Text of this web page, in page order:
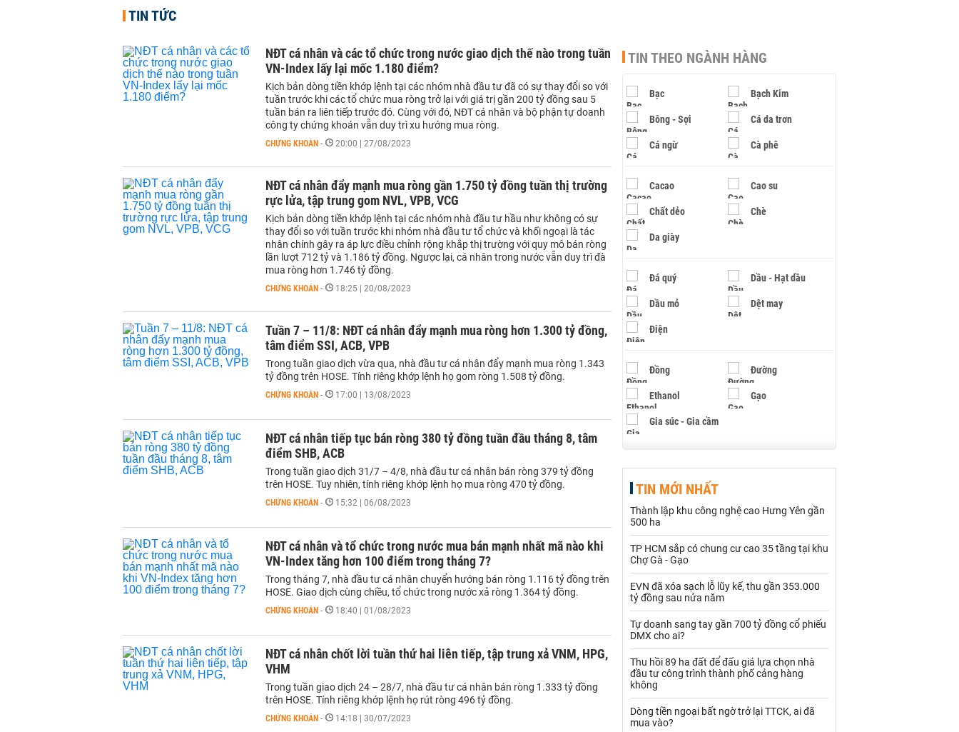
TIN TỨC
NĐT cá nhân và các tổ chức trong nước giao dịch thế nào trong tuần
VN-Index lấy lại mốc 1.180 điểm?
Kịch bản dòng tiền khớp lệnh tại các nhóm nhà đầu tư đã có sự thay đổi so với
tuần trước khi các tổ chức mua ròng trở lại với giá trị gần 200 tỷ đồng sau 5
tuần bán ra liên tiếp trước đó. Cùng với đó, NĐT cá nhân và bộ phận tự doanh
công ty chứng khoán vẫn duy trì xu hướng mua ròng.
CHỨNG KHOÁN - 20:00 | 27/08/2023
NĐT cá nhân đẩy mạnh mua ròng gần 1.750 tỷ đồng tuần thị trường
rực lửa, tập trung gom NVL, VPB, VCG
Kịch bản dòng tiền khớp lệnh tại các nhóm nhà đầu tư hầu như không có sự
thay đổi so với tuần trước khi nhóm nhà đầu tư tổ chức và khối ngoại là tác
nhân chính gây ra áp lực điều chỉnh rộng khắp thị trường với quy mô bán ròng
lần lượt 712 tỷ và 1.186 tỷ đồng. Ngược lại, cá nhân trong nước vẫn duy trì đà
mua ròng hơn 1.746 tỷ đồng.
CHỨNG KHOÁN - 18:25 | 20/08/2023
Tuần 7 – 11/8: NĐT cá nhân đẩy mạnh mua ròng hơn 1.300 tỷ đồng,
tâm điểm SSI, ACB, VPB
Trong tuần giao dịch vừa qua, nhà đầu tư cá nhân đẩy mạnh mua ròng 1.343
tỷ đồng trên HOSE. Tính riêng khớp lệnh họ gom ròng 1.508 tỷ đồng.
CHỨNG KHOÁN - 17:00 | 13/08/2023
NĐT cá nhân tiếp tục bán ròng 380 tỷ đồng tuần đầu tháng 8, tâm
điểm SHB, ACB
Trong tuần giao dịch 31/7 – 4/8, nhà đầu tư cá nhân bán ròng 379 tỷ đồng
trên HOSE. Tuy nhiên, tính riêng khớp lệnh họ mua ròng 470 tỷ đồng.
CHỨNG KHOÁN - 15:32 | 06/08/2023
NĐT cá nhân và tổ chức trong nước mua bán mạnh nhất mã nào khi
VN-Index tăng hơn 100 điểm trong tháng 7?
Trong tháng 7, nhà đầu tư cá nhân chuyển hướng bán ròng 1.116 tỷ đồng trên
HOSE. Giao dịch cùng chiều, tổ chức trong nước xả ròng 1.364 tỷ đồng.
CHỨNG KHOÁN - 18:40 | 01/08/2023
NĐT cá nhân chốt lời tuần thứ hai liên tiếp, tập trung xả VNM, HPG,
VHM
Trong tuần giao dịch 24 – 28/7, nhà đầu tư cá nhân bán ròng 1.333 tỷ đồng
trên HOSE. Tính riêng khớp lệnh họ rút ròng 496 tỷ đồng.
CHỨNG KHOÁN - 14:18 | 30/07/2023
TIN THEO NGÀNH HÀNG
Bạc Bạch Kim
Bông - Sợi Cá da trơn
Cá ngừ Cà phê
Cacao Cao su
Chất dẻo Chè
Da giày
Đá quý Dầu - Hạt dầu
Dầu mỏ Dệt may
Điện
Đồng Đường
Ethanol Gạo
Gia súc - Gia cầm
Hạt điều
Khí đốt
Kim loại khác Mắc ca
Muối Ngũ cốc
Nhựa - Hạt nhựa
Palladium Phân bón
Rau - Củ -Quả Sắt thép
Sữa
TIN MỚI NHẤT
Thành lập khu công nghệ cao Hưng Yên gần
500 ha
TP HCM sắp có chung cư cao 35 tầng tại khu
Chợ Gà - Gạo
EVN đã xóa sạch lỗ lũy kế, thu gần 353.000
tỷ đồng sau nửa năm
Tự doanh sang tay gần 700 tỷ đồng cổ phiếu
DMX cho ai?
Thu hồi 89 ha đất để đấu giá lựa chọn nhà
đầu tư công trình thành phố cảng hàng
không
Dòng tiền ngoại bất ngờ trở lại TTCK, ai đã
mua vào?